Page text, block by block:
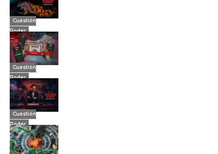
Cuestión
Poder
Cuestión
Poder
Cuestión
Poder